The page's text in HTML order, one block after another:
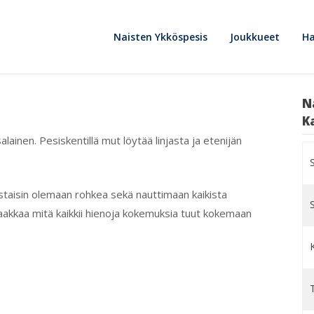
Naisten Ykköspesis Joukkueet
Pesiskentillä mut löytää linjasta ja etenijän
olemaan rohkea sekä nauttimaan kaikista
mitä kaikkii hienoja kokemuksia tuut kokemaan